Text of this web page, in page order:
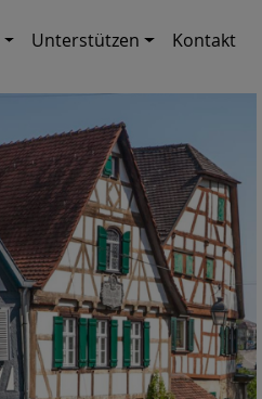
Unterstützen Kontakt